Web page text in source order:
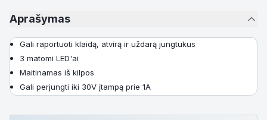
Aprašymas
Gali raportuoti klaidą, atvirą ir uždarą jungtukus
3 matomi LED'ai
Maitinamas iš kilpos
Gali perjungti iki 30V įtampą prie 1A